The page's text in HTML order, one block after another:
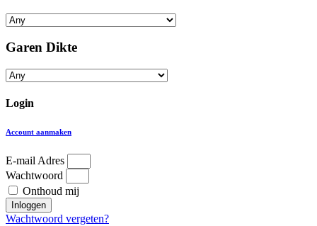
Garen Dikte
Login
Account aanmaken
E-mail Adres
Wachtwoord
Onthoud mij
Inloggen
Wachtwoord vergeten?